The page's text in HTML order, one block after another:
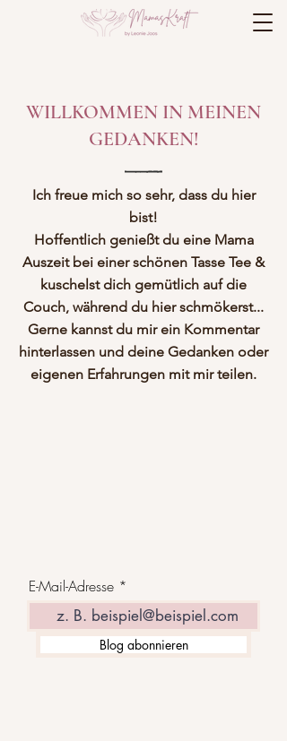
WILLKOMMEN IN MEINEN
GEDANKEN!
Ich freue mich so sehr, dass du hier
bist!
Hoffentlich genießt du eine Mama
Auszeit bei einer schönen Tasse Tee &
kuschelst dich gemütlich auf die
Couch, während du hier schmökerst...
Gerne kannst du mir ein Kommentar
hinterlassen und deine Gedanken oder
eigenen Erfahrungen mit mir teilen.
E-Mail-Adresse
Blog abonnieren